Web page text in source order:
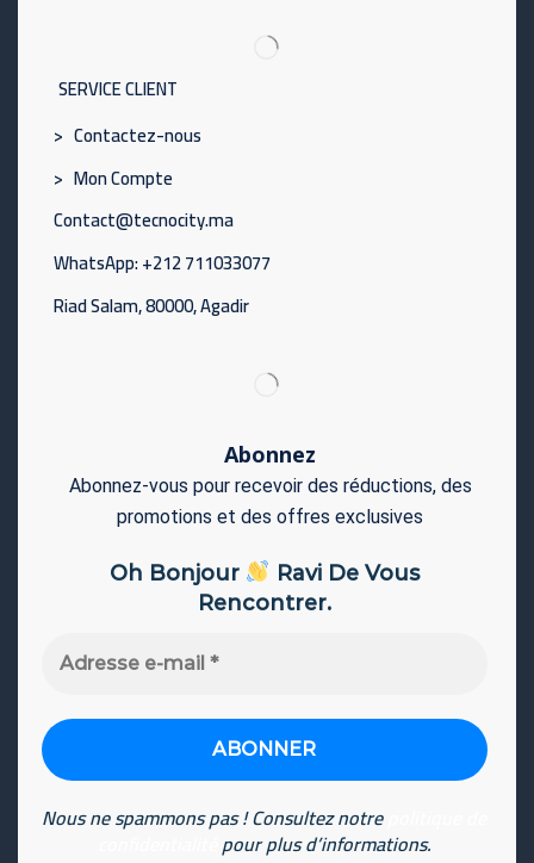
SERVICE CLIENT
> Contactez-nous
> Mon Compte
Contact@tecnocity.ma
WhatsApp: +212 711033077
Riad Salam, 80000, Agadir
Abonnez
Abonnez-vous pour recevoir des réductions, des
promotions et des offres exclusives
Oh Bonjour
Ravi De Vous
Rencontrer.
Nous ne spammons pas ! Consultez notre
pour plus d’informations.